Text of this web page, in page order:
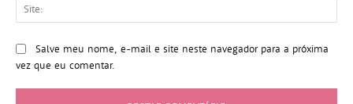
Salve meu nome, e-mail e site neste navegador para a próxima
vez que eu comentar.